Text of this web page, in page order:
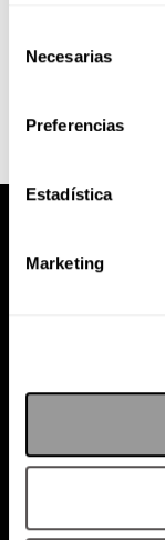
Necesarias
Preferencias
Estadística
Marketing
PODCAST